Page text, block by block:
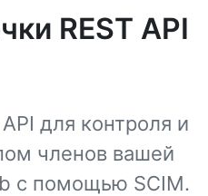
REST API
для контроля и
членов вашей
с помощью SCIM.